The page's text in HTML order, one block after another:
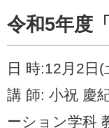
令和5年度
日 時:12月2日
講 師: 小祝 慶
ーション学科